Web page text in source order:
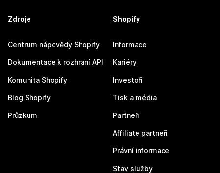
Zdroje
Centrum nápovědy Shopify
Dokumentace k rozhraní API
Komunita Shopify
Blog Shopify
Průzkum
Shopify
Informace
Kariéry
Investoři
Tisk a média
Partneři
Affiliate partneři
Právní informace
Stav služby